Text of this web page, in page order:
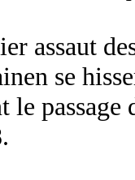
assaut
se
le